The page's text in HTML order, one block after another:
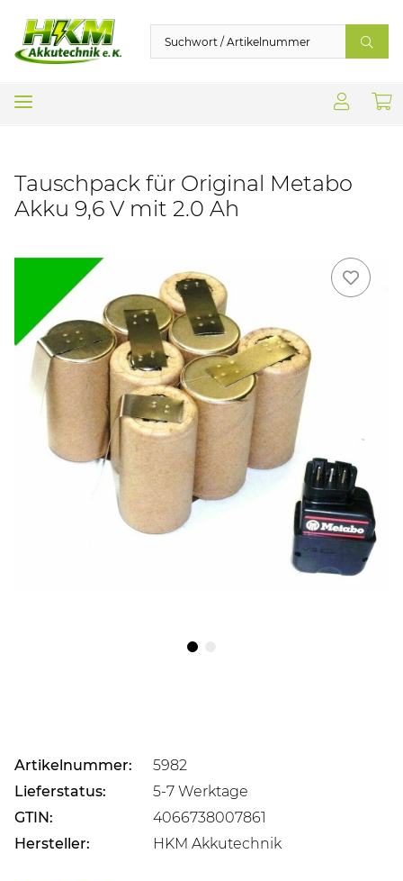
Tauschpack für Original Metabo
Akku 9,6 V mit 2.0 Ah
Artikelnummer:
5982
Lieferstatus:
5-7 Werktage
GTIN:
4066738007861
Hersteller:
HKM Akkutechnik